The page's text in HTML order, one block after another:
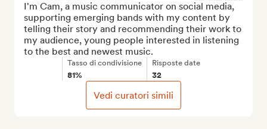
I'm Cam, a music communicator on social media,
supporting emerging bands with my content by
telling their story and recommending their work to
my audience, young people interested in listening
to the best and newest music.
Tasso di condivisione
81%
Risposte date
32
Vedi curatori simili